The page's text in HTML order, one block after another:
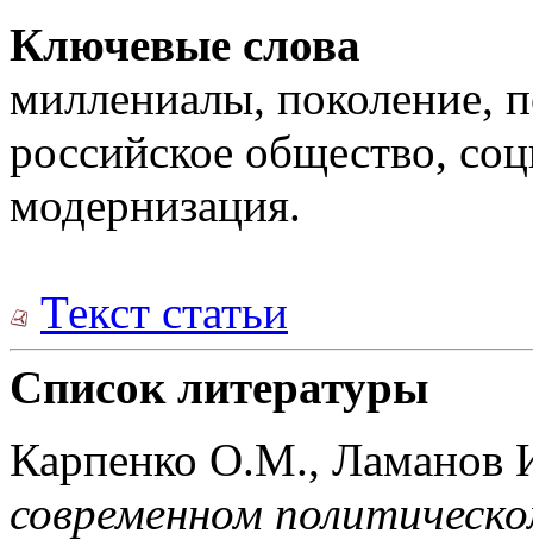
Ключевые слова
миллениалы, поколение,
российское общество,
модернизация.
Текст статьи
Список литературы
Карпенко О.М., Ламанов
современном